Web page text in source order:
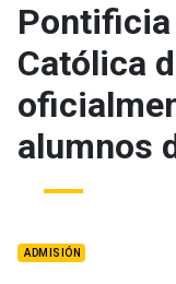
Católica
alumnos
ADMISIÓN